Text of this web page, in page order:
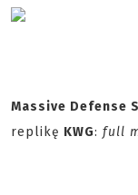
Massive Defense
replikę KWG: full